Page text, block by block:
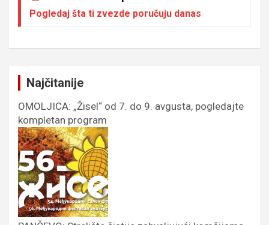
Pogledaj šta ti zvezde poručuju danas
Najčitanije
OMOLJICA: „Žisel“ od 7. do 9. avgusta, pogledajte
kompletan program